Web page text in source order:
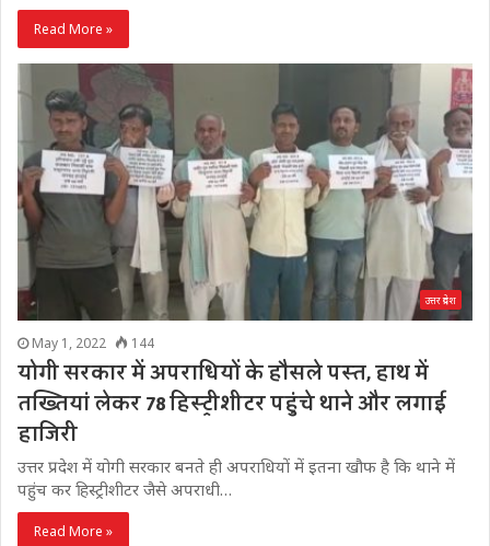
Read More »
उत्तर प्रदेश
May 1, 2022 144
योगी सरकार में अपराधियों के हौसले पस्त, हाथ में
तख्तियां लेकर 78 हिस्ट्रीशीटर पहुंचे थाने और लगाई
हाजिरी
उत्तर प्रदेश में योगी सरकार बनते ही अपराधियों में इतना खौफ है कि थाने में
पहुंच कर हिस्ट्रीशीटर जैसे अपराधी…
Read More »